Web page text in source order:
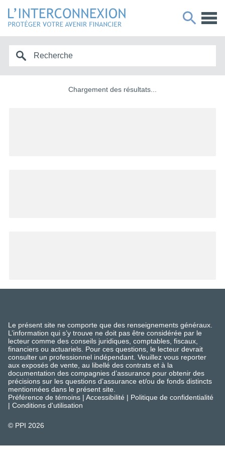
Chargement des résultats...
Le présent site ne comporte que des renseignements généraux.
L’information qui s’y trouve ne doit pas être considérée par le
lecteur comme des conseils juridiques, comptables, fiscaux,
financiers ou actuariels. Pour ces questions, le lecteur devrait
consulter un professionnel indépendant. Veuillez vous reporter
aux exposés de vente, au libellé des contrats et à la
documentation des compagnies d’assurance pour obtenir des
précisions sur les questions d’assurance et/ou de fonds distincts
mentionnées dans le présent site.
Préférence de témoins | Accessibilité | Politique de confidentialité
| Conditions d'utilisation
© PPI 2026